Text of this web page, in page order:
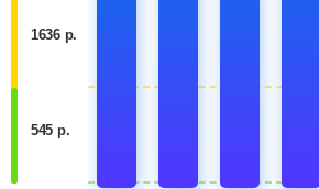
1636 р.
545 р.